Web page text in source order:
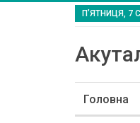
П’ЯТНИЦЯ, 7
Головна